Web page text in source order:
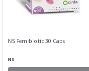
NS Femibiotic 30 Caps
NS